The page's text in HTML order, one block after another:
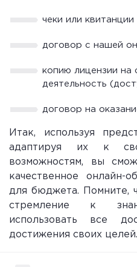
чеки или
договор с нашей
копию лицензии на
деятельность
договор на
Итак, используя
адаптируя их к
возможностям, вы
качественное онлайн-
для бюджета. Помните,
стремление к
использовать все
достижения своих целей.